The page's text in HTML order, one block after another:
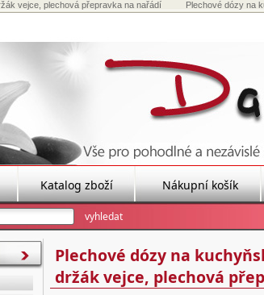
vejce, plechová přepravka na nařádí Plechové dózy na
Katalog zboží Nákupní košík
Plechové dózy na
držák vejce, plechová